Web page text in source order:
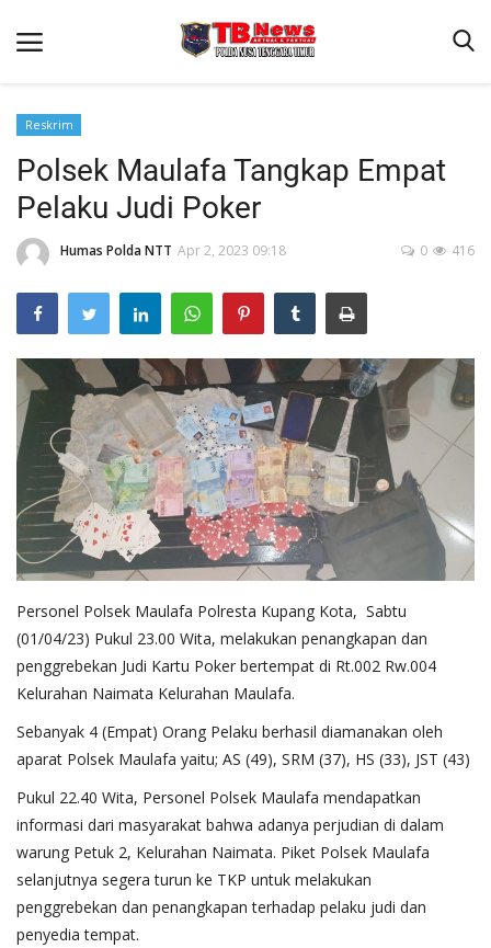
Beranda
Binkam
Terms & Conditions
Reskrim
Lantas
Polisi Kita
Mitra Polisi
Giat Ops
Link Polda NTT
Reskrim
Polsek Maulafa Tangkap Empat
Pelaku Judi Poker
Humas Polda NTT Apr 2, 2023 09:18 416
0
Personel Polsek Maulafa Polresta Kupang Kota, Sabtu
(01/04/23) Pukul 23.00 Wita, melakukan penangkapan dan
penggrebekan Judi Kartu Poker bertempat di Rt.002 Rw.004
Kelurahan Naimata Kelurahan Maulafa.
Sebanyak 4 (Empat) Orang Pelaku berhasil diamanakan oleh
aparat Polsek Maulafa yaitu; AS (49), SRM (37), HS (33), JST (43)
Pukul 22.40 Wita, Personel Polsek Maulafa mendapatkan
informasi dari masyarakat bahwa adanya perjudian di dalam
warung Petuk 2, Kelurahan Naimata. Piket Polsek Maulafa
selanjutnya segera turun ke TKP untuk melakukan
penggrebekan dan penangkapan terhadap pelaku judi dan
penyedia tempat.